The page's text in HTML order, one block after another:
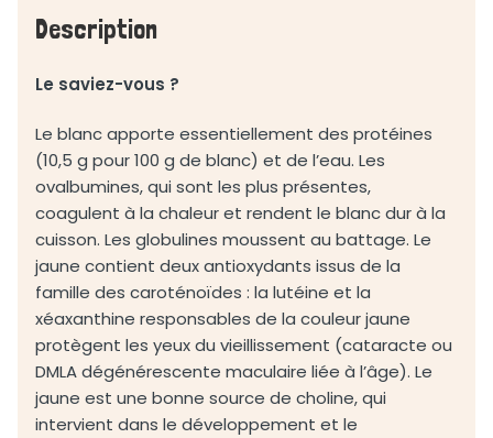
Description
Le saviez-vous ?
Le blanc apporte essentiellement des protéines
(10,5 g pour 100 g de blanc) et de l’eau. Les
ovalbumines, qui sont les plus présentes,
coagulent à la chaleur et rendent le blanc dur à la
cuisson. Les globulines moussent au battage. Le
jaune contient deux antioxydants issus de la
famille des caroténoïdes : la lutéine et la
xéaxanthine responsables de la couleur jaune
protègent les yeux du vieillissement (cataracte ou
DMLA dégénérescente maculaire liée à l’âge). Le
jaune est une bonne source de choline, qui
intervient dans le développement et le